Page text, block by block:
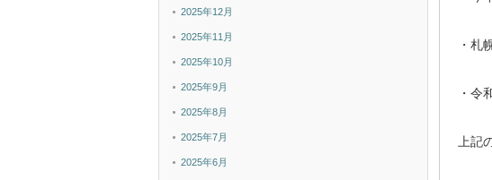
・札
・令
上記
2025年12月
2025年11月
2025年10月
2025年9月
2025年8月
2025年7月
2025年6月